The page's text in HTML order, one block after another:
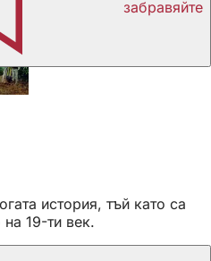
забравяйте
история, тъй като са
19-ти век.